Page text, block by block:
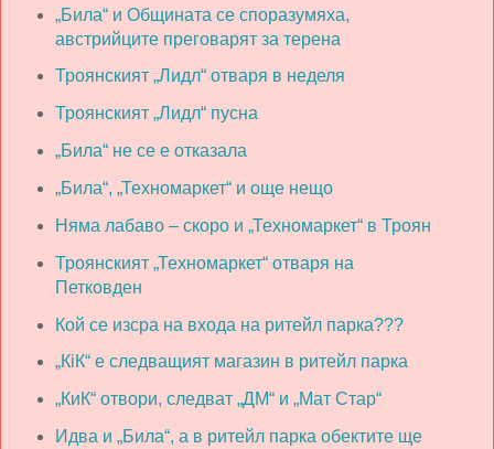
„Била“ и Общината се споразумяха,
австрийците преговарят за терена
Троянският „Лидл“ отваря в неделя
Троянският „Лидл“ пусна
„Била“ не се е отказала
„Била“, „Техномаркет“ и още нещо
Няма лабаво – скоро и „Техномаркет“ в Троян
Троянският „Техномаркет“ отваря на
Петковден
Кой се изсра на входа на ритейл парка???
„КiК“ е следващият магазин в ритейл парка
„КиК“ отвори, следват „ДМ“ и „Мат Стар“
Идва и „Била“, а в ритейл парка обектите ще